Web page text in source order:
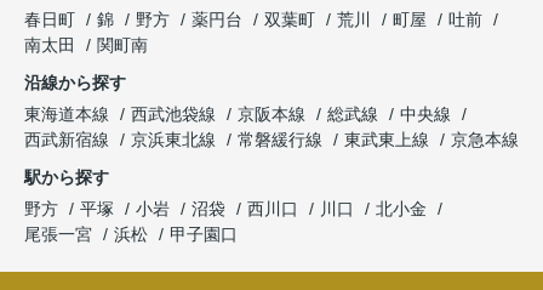
春日町
錦 野方 薬円台 双葉町 荒川 町屋
吐前
南太田
関町南
沿線から探す
東海道本線
西武池袋線 京阪本線 総武線
中央線
西武新宿線
京浜東北線 常磐緩行線 東武東上線
京急本線
駅から探す
野方
平塚 小岩 沼袋 西川口 川口
北小金
尾張一宮
浜松 甲子園口